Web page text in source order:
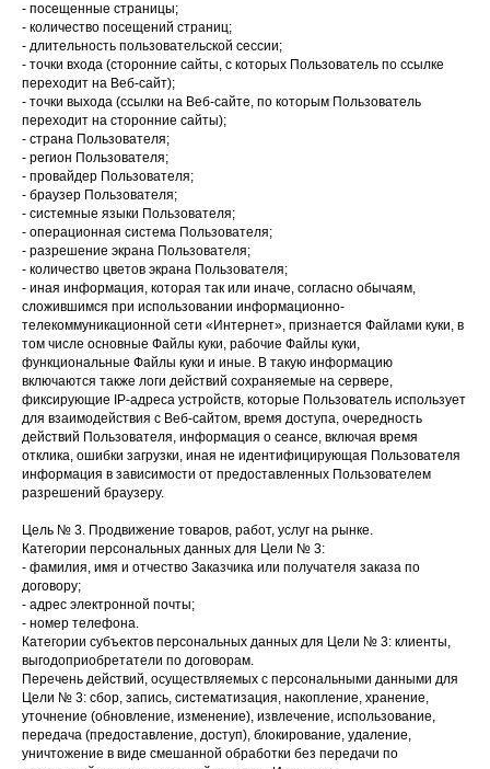
- посещенные страницы;
- количество посещений страниц;
- длительность пользовательской сессии;
- точки входа (сторонние сайты, с которых Пользователь по ссылке
переходит на Веб-сайт);
- точки выхода (ссылки на Веб-сайте, по которым Пользователь
переходит на сторонние сайты);
- страна Пользователя;
- регион Пользователя;
- провайдер Пользователя;
- браузер Пользователя;
- системные языки Пользователя;
- операционная система Пользователя;
- разрешение экрана Пользователя;
- количество цветов экрана Пользователя;
- иная информация, которая так или иначе, согласно обычаям,
сложившимся при использовании информационно-
телекоммуникационной сети «Интернет», признается Файлами куки, в
том числе основные Файлы куки, рабочие Файлы куки,
функциональные Файлы куки и иные. В такую информацию
включаются также логи действий сохраняемые на сервере,
фиксирующие IP-адреса устройств, которые Пользователь использует
для взаимодействия с Веб-сайтом, время доступа, очередность
действий Пользователя, информация о сеансе, включая время
отклика, ошибки загрузки, иная не идентифицирующая Пользователя
информация в зависимости от предоставленных Пользователем
разрешений браузеру.
Цель № 3. Продвижение товаров, работ, услуг на рынке.
Категории персональных данных для Цели № 3:
- фамилия, имя и отчество Заказчика или получателя заказа по
договору;
- адрес электронной почты;
- номер телефона.
Категории субъектов персональных данных для Цели № 3: клиенты,
выгодоприобретатели по договорам.
Перечень действий, осуществляемых с персональными данными для
Цели № 3: сбор, запись, систематизация, накопление, хранение,
уточнение (обновление, изменение), извлечение, использование,
передача (предоставление, доступ), блокирование, удаление,
уничтожение в виде смешанной обработки без передачи по